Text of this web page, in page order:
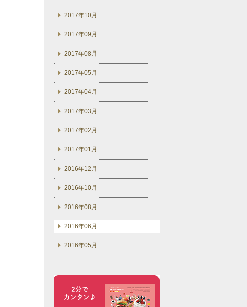
2017年10月
2017年09月
2017年08月
2017年05月
2017年04月
2017年03月
2017年02月
2017年01月
2016年12月
2016年10月
2016年08月
2016年06月
2016年05月